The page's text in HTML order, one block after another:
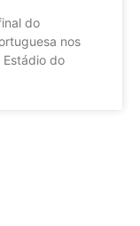
do
nos
do